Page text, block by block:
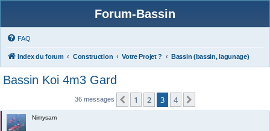
Forum-Bassin
FAQ
Index du forum Construction Votre Projet ? Bassin (bassin, lagunage)
Bassin Koi 4m3 Gard
36 messages Précédente
1 2 3 4
Nimysam